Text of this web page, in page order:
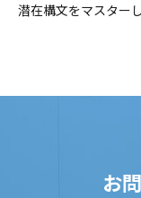
潜在構文をマスター
お